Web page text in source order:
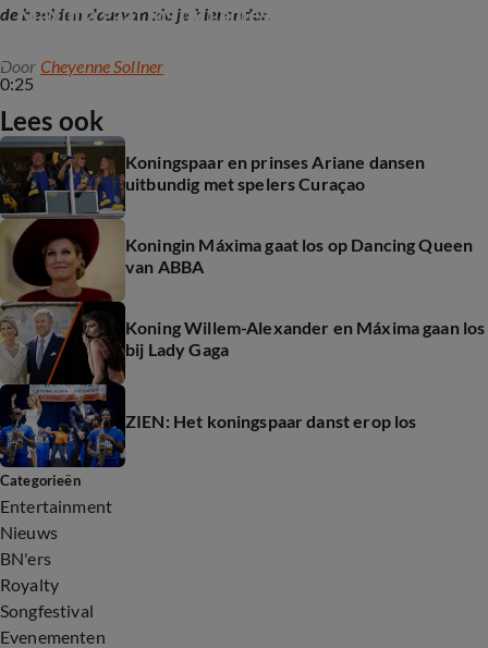
de beelden daarvan zie je hieronder.
0:25
Maxima gaat los bij Ladies of Soul: 'Geweldig!'
Door Cheyenne Sollner
Lees ook
Koningspaar en prinses Ariane dansen
uitbundig met spelers Curaçao
Koningin Máxima gaat los op Dancing Queen
van ABBA
Koning Willem-Alexander en Máxima gaan los
bij Lady Gaga
ZIEN: Het koningspaar danst erop los
Categorieën
Entertainment
Nieuws
BN'ers
Royalty
Songfestival
Evenementen